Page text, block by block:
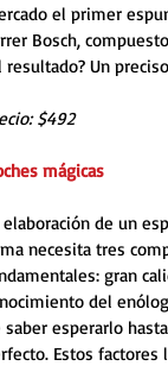
el primer
Bosch,
resultado? Un
$492
mágicas
elaboración de un
necesita tres
gran
del
saber esperarlo
Estos factores